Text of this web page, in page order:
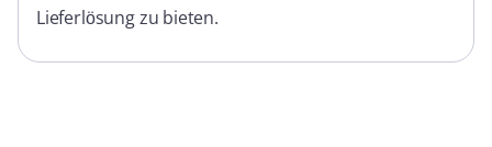
Lieferlösung zu bieten.